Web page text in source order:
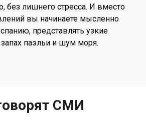
без лишнего стресса. И вместо
вы начинаете мысленно
представлять узкие
паэльи и шум моря.
СМИ